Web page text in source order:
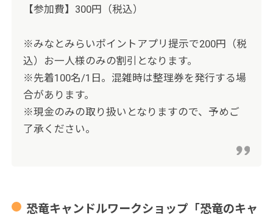
【参加費】300円（税込）
※みなとみらいポイントアプリ提示で200円（税
込）お一人様のみの割引となります。
※先着100名/1日。混雑時は整理券を発行する場
合があります。
※現金のみの取り扱いとなりますので、予めご
了承ください。
恐竜キャンドルワークショップ「恐竜のキャ